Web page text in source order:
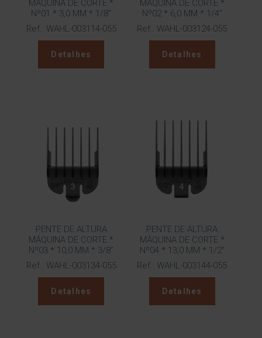
MÁQUINA DE CORTE *
Nº01 * 3,0 MM * 1/8″
Ref.: WAHL-003114-055
Detalhes
MÁQUINA DE CORTE *
Nº02 * 6,0 MM * 1/4″
Ref.: WAHL-003124-055
Detalhes
PENTE DE ALTURA
MÁQUINA DE CORTE *
Nº03 * 10,0 MM * 3/8″
Ref.: WAHL-003134-055
Detalhes
PENTE DE ALTURA
MÁQUINA DE CORTE *
Nº04 * 13,0 MM * 1/2″
Ref.: WAHL-003144-055
Detalhes